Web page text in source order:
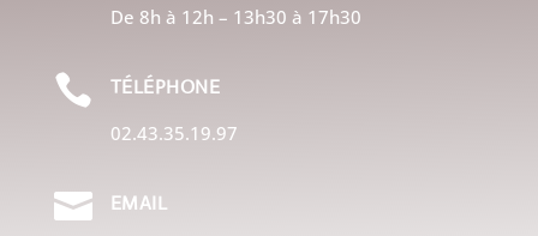
De 8h à 12h – 13h30 à 17h30
 TÉLÉPHONE
02.43.35.19.97
 EMAIL